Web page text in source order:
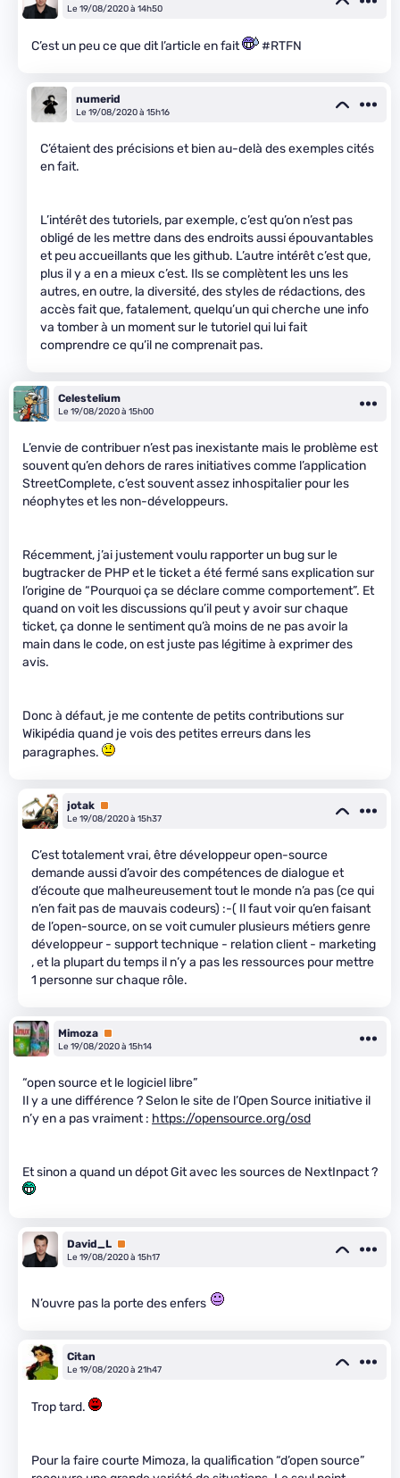
Le 19/08/2020 à 14h50
C’est un peu ce que dit l’article en fait #RTFN
numerid
Le 19/08/2020 à 15h16
C’étaient des précisions et bien au-delà des exemples cités
en fait.
L’intérêt des tutoriels, par exemple, c’est qu’on n’est pas
obligé de les mettre dans des endroits aussi épouvantables
et peu accueillants que les github. L’autre intérêt c’est que,
plus il y a en a mieux c’est. Ils se complètent les uns les
autres, en outre, la diversité, des styles de rédactions, des
accès fait que, fatalement, quelqu’un qui cherche une info
va tomber à un moment sur le tutoriel qui lui fait
comprendre ce qu’il ne comprenait pas.
Celestelium
Le 19/08/2020 à 15h00
L’envie de contribuer n’est pas inexistante mais le problème est
souvent qu’en dehors de rares initiatives comme l’application
StreetComplete, c’est souvent assez inhospitalier pour les
néophytes et les non-développeurs.
Récemment, j’ai justement voulu rapporter un bug sur le
bugtracker de PHP et le ticket a été fermé sans explication sur
l’origine de “Pourquoi ça se déclare comme comportement”. Et
quand on voit les discussions qu’il peut y avoir sur chaque
ticket, ça donne le sentiment qu’à moins de ne pas avoir la
main dans le code, on est juste pas légitime à exprimer des
avis.
Donc à défaut, je me contente de petits contributions sur
Wikipédia quand je vois des petites erreurs dans les
paragraphes.
jotak Premium
Le 19/08/2020 à 15h37
C’est totalement vrai, être développeur open-source
demande aussi d’avoir des compétences de dialogue et
d’écoute que malheureusement tout le monde n’a pas (ce qui
n’en fait pas de mauvais codeurs) :-( Il faut voir qu’en faisant
de l’open-source, on se voit cumuler plusieurs métiers genre
développeur - support technique - relation client - marketing
, et la plupart du temps il n’y a pas les ressources pour mettre
1 personne sur chaque rôle.
Mimoza Premium
Le 19/08/2020 à 15h14
“open source et le logiciel libre”
Il y a une différence ? Selon le site de l’Open Source initiative il
n’y en a pas vraiment : https://opensource.org/osd
Et sinon a quand un dépot Git avec les sources de NextInpact ?
David_L Premium
Le 19/08/2020 à 15h17
N’ouvre pas la porte des enfers
Citan
Le 19/08/2020 à 21h47
Trop tard.
Pour la faire courte Mimoza, la qualification “d’open source”